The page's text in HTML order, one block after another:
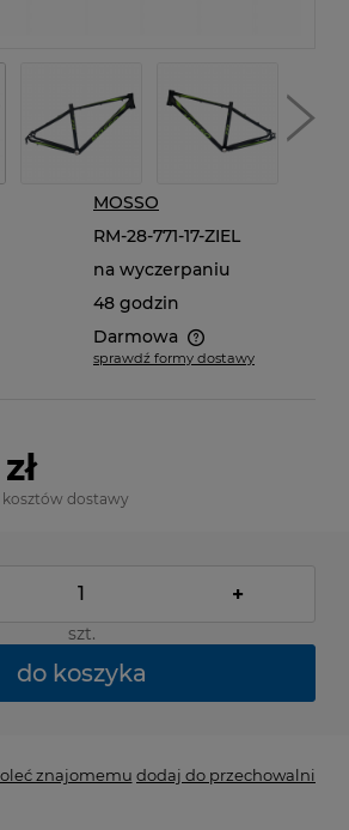
MOSSO
RM-28-771-17-ZIEL
na wyczerpaniu
48 godzin
Darmowa
ewentualnych kosztów płatności
sprawdź formy dostawy
kosztów dostawy
+
szt.
do koszyka
znajomemu dodaj do przechowalni